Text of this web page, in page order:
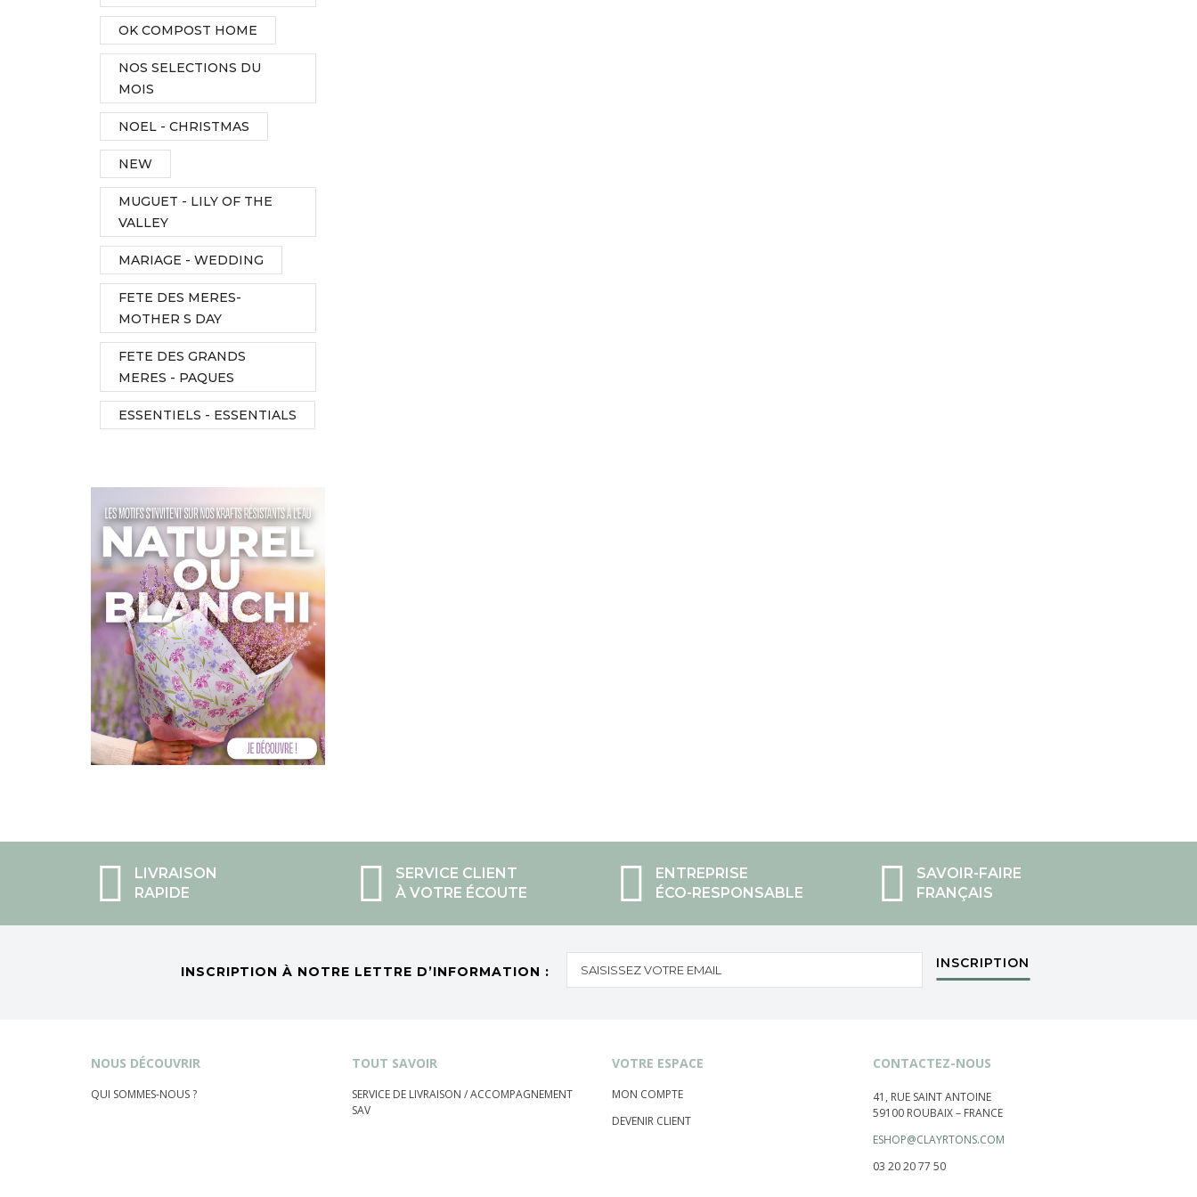
OK COMPOST HOME
NOS SELECTIONS DU
MOIS
NOEL - CHRISTMAS
NEW
MUGUET - LILY OF THE
VALLEY
MARIAGE - WEDDING
FETE DES MERES-
MOTHER S DAY
FETE DES GRANDS
MERES - PAQUES
ESSENTIELS - ESSENTIALS
LIVRAISON
RAPIDE
SERVICE CLIENT
À VOTRE ÉCOUTE
ENTREPRISE
ÉCO-RESPONSABLE
SAVOIR-FAIRE
FRANÇAIS
INSCRIPTION À NOTRE LETTRE D’INFORMATION :
INSCRIPTION
NOUS DÉCOUVRIR
QUI SOMMES-NOUS ?
TOUT SAVOIR
SERVICE DE LIVRAISON / ACCOMPAGNEMENT
SAV
VOTRE ESPACE
MON COMPTE
DEVENIR CLIENT
CONTACTEZ-NOUS
41, RUE SAINT ANTOINE
59100 ROUBAIX – FRANCE
ESHOP@CLAYRTONS.COM
03 20 20 77 50